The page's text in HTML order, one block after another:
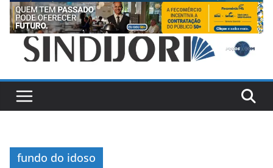
fundo do idoso